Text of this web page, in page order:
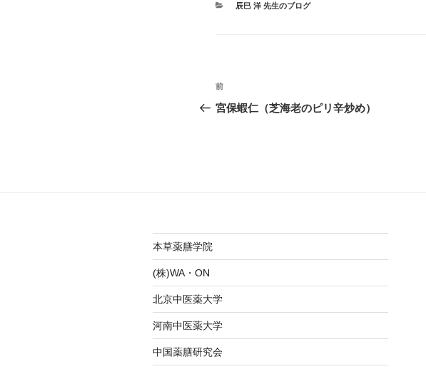
カ
辰巳 洋 先生のブログ
投
稿
シ
ョ
ン
前
の
前
宮保蝦仁（芝海老のピリ辛炒め）
本草薬膳学院
(株)WA・ON
北京中医薬大学
河南中医薬大学
中国薬膳研究会